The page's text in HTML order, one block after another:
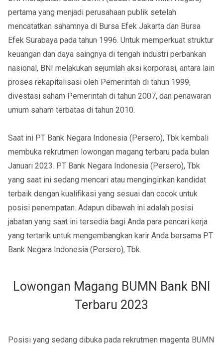
pertama yang menjadi perusahaan publik setelah
mencatatkan sahamnya di Bursa Efek Jakarta dan Bursa
Efek Surabaya pada tahun 1996. Untuk memperkuat struktur
keuangan dan daya saingnya di tengah industri perbankan
nasional, BNI melakukan sejumlah aksi korporasi, antara lain
proses rekapitalisasi oleh Pemerintah di tahun 1999,
divestasi saham Pemerintah di tahun 2007, dan penawaran
umum saham terbatas di tahun 2010.
Saat ini PT Bank Negara Indonesia (Persero), Tbk kembali
membuka rekrutmen lowongan magang terbaru pada bulan
Januari 2023. PT Bank Negara Indonesia (Persero), Tbk
yang saat ini sedang mencari atau menginginkan kandidat
terbaik dengan kualifikasi yang sesuai dan cocok untuk
posisi penempatan. Adapun dibawah ini adalah posisi
jabatan yang saat ini tersedia bagi Anda para pencari kerja
yang tertarik untuk mengembangkan karir Anda bersama PT
Bank Negara Indonesia (Persero), Tbk.
Lowongan Magang BUMN Bank BNI
Terbaru 2023
Posisi yang sedang dibuka pada rekrutmen magenta BUMN